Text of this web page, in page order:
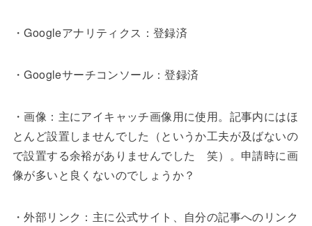
・Googleアナリティクス：登録済
・Googleサーチコンソール：登録済
・画像：主にアイキャッチ画像用に使用。記事内にはほ
とんど設置しませんでした（というか工夫が及ばないの
で設置する余裕がありませんでした 笑）。申請時に画
像が多いと良くないのでしょうか？
・外部リンク：主に公式サイト、自分の記事へのリンク